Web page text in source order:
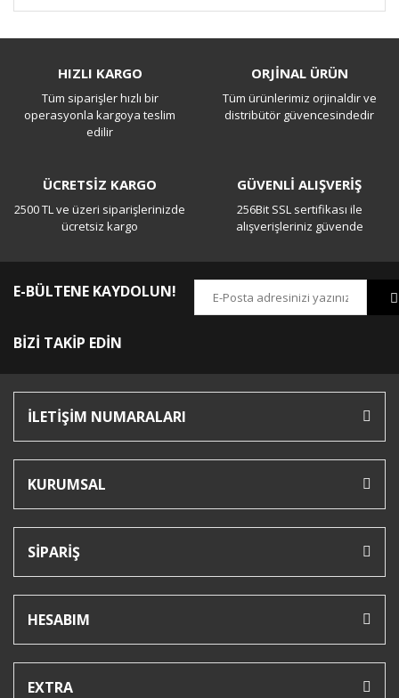
Yorum Yaz
HIZLI KARGO
Tüm siparişler hızlı bir
operasyonla kargoya teslim
edilir
ORJİNAL ÜRÜN
Tüm ürünlerimiz orjinaldir ve
distribütör güvencesindedir
ÜCRETSİZ KARGO
2500 TL ve üzeri siparişlerinizde
ücretsiz kargo
GÜVENLİ ALIŞVERİŞ
256Bit SSL sertifikası ile
alışverişleriniz güvende
E-BÜLTENE KAYDOLUN!
BİZİ TAKİP EDİN
İLETİŞİM NUMARALARI
KURUMSAL
SİPARİŞ
HESABIM
EXTRA